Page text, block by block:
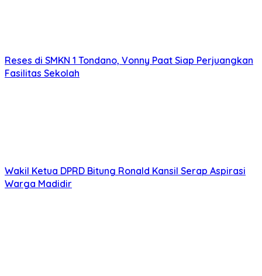
Reses di SMKN 1 Tondano, Vonny Paat Siap Perjuangkan
Fasilitas Sekolah
Wakil Ketua DPRD Bitung Ronald Kansil Serap Aspirasi
Warga Madidir